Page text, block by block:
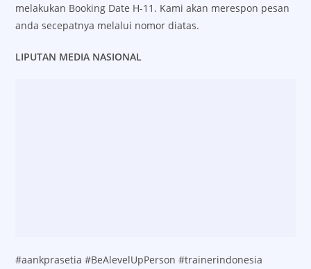
melakukan Booking Date H-11. Kami akan merespon pesan
anda secepatnya melalui nomor diatas.
LIPUTAN MEDIA NASIONAL
#aankprasetia #BeAlevelUpPerson #trainerindonesia